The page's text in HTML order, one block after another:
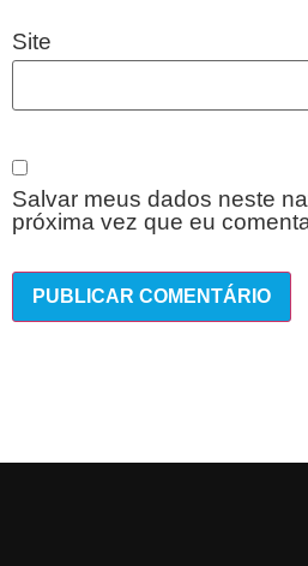
Site
Salvar meus dados neste
próxima vez que eu